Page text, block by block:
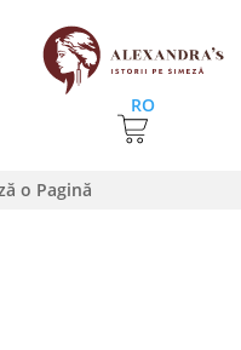
RO
o Pagină
⚊Magazin
Caisin – „Nud”